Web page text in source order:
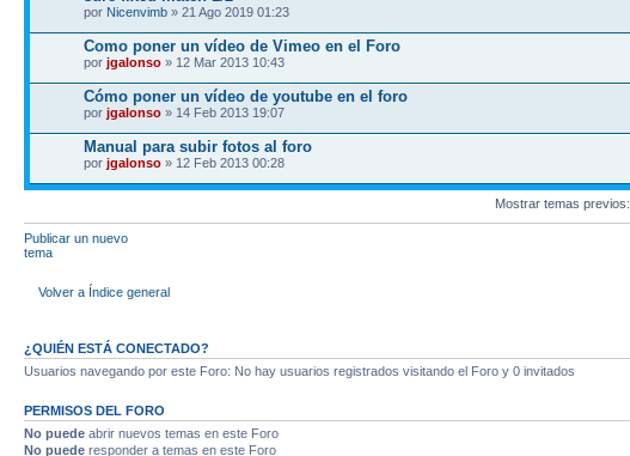
por Nicenvimb » 21 Ago 2019 01:23
Como poner un vídeo de Vimeo en el Foro
por jgalonso » 12 Mar 2013 10:43
Cómo poner un vídeo de youtube en el foro
por jgalonso » 14 Feb 2013 19:07
Manual para subir fotos al foro
por jgalonso » 12 Feb 2013 00:28
Mostrar temas previos:
Publicar un nuevo
tema
Volver a Índice general
¿QUIÉN ESTÁ CONECTADO?
Usuarios navegando por este Foro: No hay usuarios registrados visitando el Foro y 0 invitados
PERMISOS DEL FORO
No puede abrir nuevos temas en este Foro
No puede responder a temas en este Foro